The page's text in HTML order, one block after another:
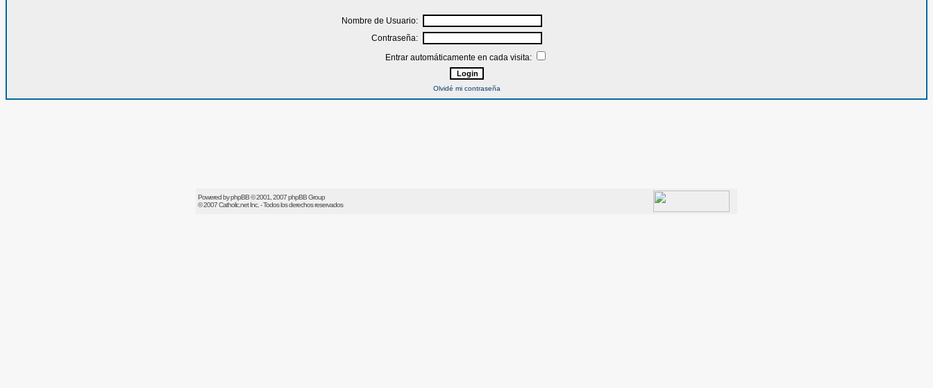
Nombre de Usuario:
Contraseña:
Entrar automáticamente en cada visita:
Olvidé mi contraseña
Powered byphpBB© 2001, 2007 phpBB Group
© 2007Catholic.netInc. - Todos los derechos reservados